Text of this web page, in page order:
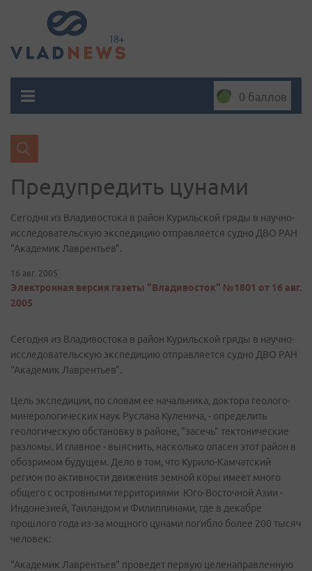
0 баллов
Предупредить цунами
Сегодня из Владивостока в район Курильской гряды в научно-
исследовательскую экспедицию отправляется судно ДВО РАН
"Академик Лаврентьев".
16 авг. 2005
Электронная версия газеты "Владивосток" №1801 от 16 авг.
2005
Сегодня из Владивостока в район Курильской гряды в научно-
исследовательскую экспедицию отправляется судно ДВО РАН
"Академик Лаврентьев".
Цель экспедиции, по словам ее начальника, доктора геолого-
минерологических наук Руслана Куленича, - определить
геологическую обстановку в районе, "засечь" тектонические
разломы. И главное - выяснить, насколько опасен этот район в
обозримом будущем. Дело в том, что Курило-Камчатский
регион по активности движения земной коры имеет много
общего с островными территориями Юго-Восточной Азии -
Индонезией, Таиландом и Филиппинами, где в декабре
прошлого года из-за мощного цунами погибло более 200 тысяч
человек:
"Академик Лаврентьев" проведет первую целенаправленную